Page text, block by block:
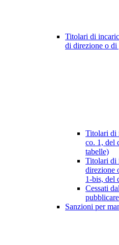
Titolari di
di direzione o di
Titolari di
co. 1, del
tabelle)
Titolari di
direzione
1-bis, del
Cessati
Sanzioni per